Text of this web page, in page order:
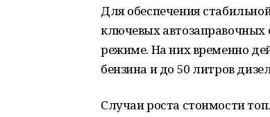
Для обеспечения
ключевых
режиме. На них временно
бензина и до 50 литров
Случаи роста стоимости